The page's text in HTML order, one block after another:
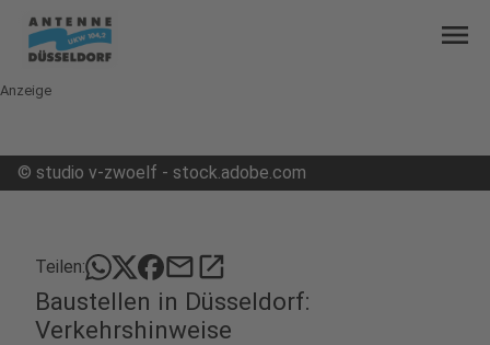
menu
Anzeige
© studio v-zwoelf - stock.adobe.com
Teilen: mailopen_in_new
Baustellen in Düsseldorf:
Verkehrshinweise